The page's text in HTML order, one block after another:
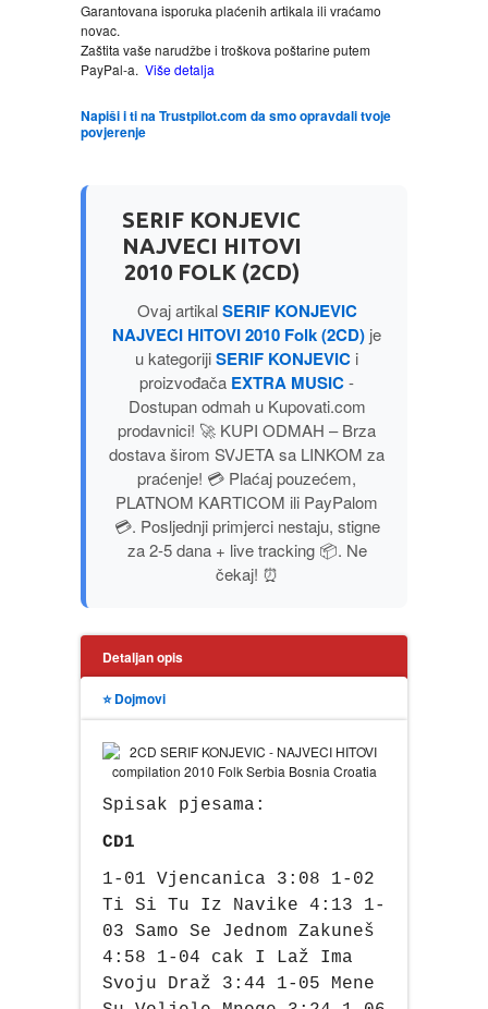
KUVARI
LJUBAVNI
MITOLOGIJA
NAUČNA FANTASTIKA
NAUKA
POEZIJA
POPULARNA PSIHOLOGIJA
PRIČE
PUBLICISTIKA
STRIP
TEORIJE ZAVERE
TINEJDŽ
TRILERI
UMETNOST
Garantovana isporuka plaćenih artikala ili vraćamo
novac.
Zaštita vaše narudžbe i troškova poštarine putem
PayPal-a. Više detalja
Napiši i ti na Trustpilot.com da smo opravdali tvoje
povjerenje
SERIF KONJEVIC
NAJVECI HITOVI
2010 FOLK (2CD)
Ovaj artikalSERIF KONJEVIC
NAJVECI HITOVI 2010 Folk (2CD) je
u kategorijiSERIF KONJEVIC i
proizvođača EXTRA MUSIC-
Dostupan odmah u Kupovati.com
prodavnici! 🚀 KUPI ODMAH – Brza
dostava širom SVJETA sa LINKOM za
praćenje! 💳 Plaćaj pouzećem,
PLATNOM KARTICOM ili PayPalom
💳. Posljednji primjerci nestaju, stigne
za 2-5 dana + live tracking 📦. Ne
čekaj! ⏰
Detaljan opis
⭐ Dojmovi
Spisak pjesama:
CD1
1-01 Vjencanica 3:08 1-02
Ti Si Tu Iz Navike 4:13 1-
03 Samo Se Jednom Zakuneš
4:58 1-04 cak I Laž Ima
Svoju Draž 3:44 1-05 Mene